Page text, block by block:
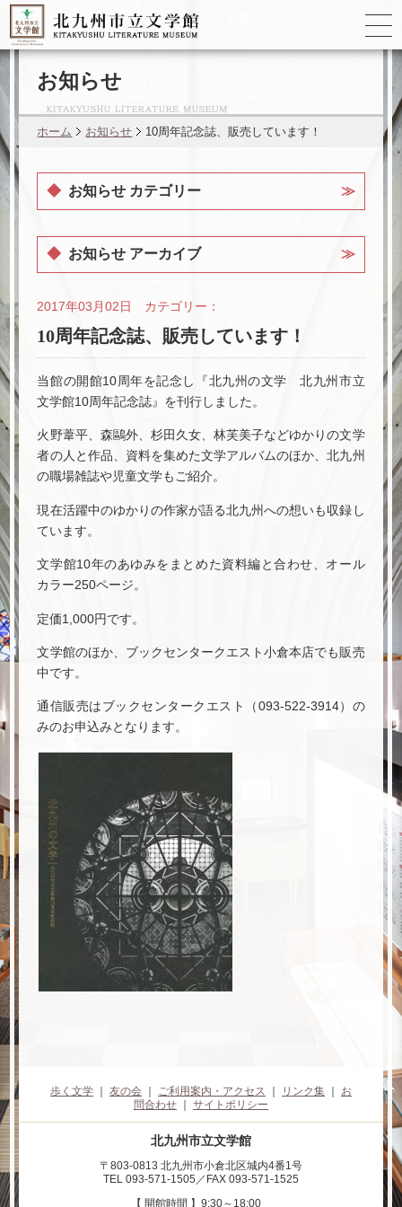
ゆかりの
お知らせ
ホーム お知らせ 10周年記念誌、販売しています！
2017年03月02日 カテゴリー：
10周年記念誌、販売しています！
当館の開館10周年を記念し『北九州の文学 北九州市立
文学館10周年記念誌』を刊行しました。
火野葦平、森鷗外、杉田久女、林芙美子などゆかりの文学
者の人と作品、資料を集めた文学アルバムのほか、北九州
の職場雑誌や児童文学もご紹介。
現在活躍中のゆかりの作家が語る北九州への想いも収録し
ています。
文学館10年のあゆみをまとめた資料編と合わせ、オール
カラー250ページ。
定価1,000円です。
文学館のほか、ブックセンタークエスト小倉本店でも販売
中です。
通信販売はブックセンタークエスト（093-522-3914）の
みのお申込みとなります。
お知らせ カテゴリー
お知らせ アーカイブ
歩く文学 友の会 ご利用案内・アクセス リンク集
お
問合わせ
サイトポリシー
北九州市立文学館
〒803-0813 北九州市小倉北区城内4番1号
TEL 093-571-1505／FAX 093-571-1525
【 開館時間 】9:30～18:00